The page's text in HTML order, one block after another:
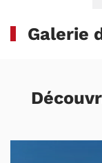
Galerie